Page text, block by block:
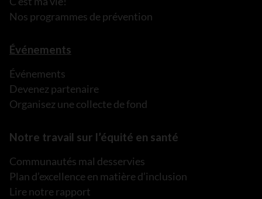
Nos programmes de prévention
Événements
Événements
Devenez partenaire
Organisez une collecte de fond
Notre travail sur l’équité en santé
Communautés mal desservies
Plan d’excellence en matière d’inclusion
Lire notre rapport